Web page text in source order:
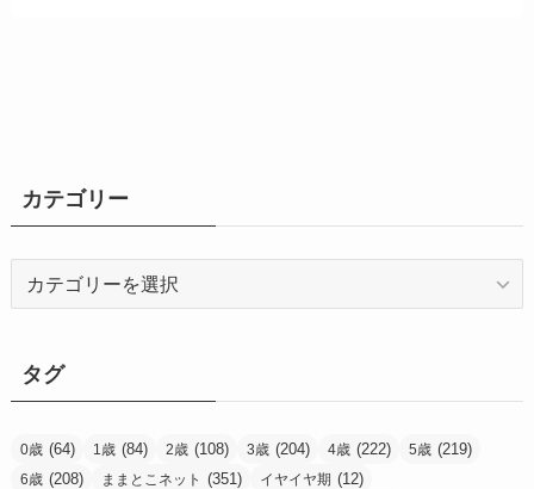
カテゴリー
ー
タグ
0歳 (64) 1歳 (84) 2歳 (108) 3歳 (204) 4歳 (222) 5歳 (219)
6歳 (208) ままとこネット (351) イヤイヤ期 (12)